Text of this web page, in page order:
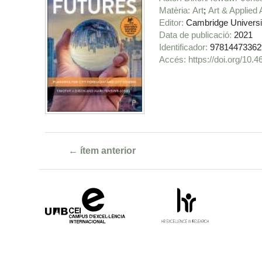
Matèria Art Art & Applied
Editor Cambridge
Data de publicació 2021
Identificador
https://doi.org/
← ítem anterior
d'Excel·lència